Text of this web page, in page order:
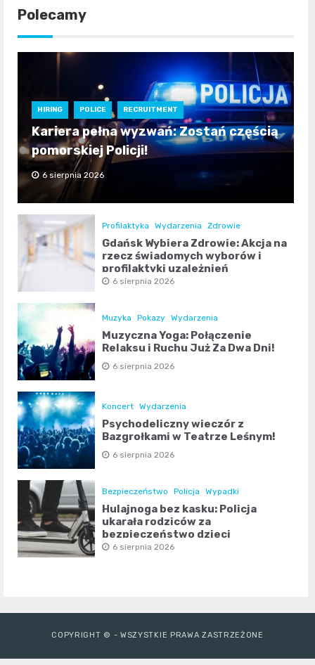
Polecamy
HIRING POLICE RECRUITMENT
Kariera pełna wyzwań: Zostań częścią
pomorskiej Policji!
6 sierpnia 2026
Profilaktyka Wydarzenia Zdrowie
Gdańsk Wybiera Zdrowie: Akcja na
rzecz świadomych wyborów i
profilaktyki uzależnień
6 sierpnia 2026
Muzyka Pokazy Wydarzenia
Muzyczna Yoga: Połączenie
Relaksu i Ruchu Już Za Dwa Dni!
6 sierpnia 2026
Koncert Wydarzenia
Psychodeliczny wieczór z
Bazgrołkami w Teatrze Leśnym!
6 sierpnia 2026
Bezpieczeństwo Policja Wypadki
Hulajnoga bez kasku: Policja
ukarała rodziców za
bezpieczeństwo dzieci
6 sierpnia 2026
COPYRIGHT © - WSZYSTKIE PRAWA ZASTRZEŻONE